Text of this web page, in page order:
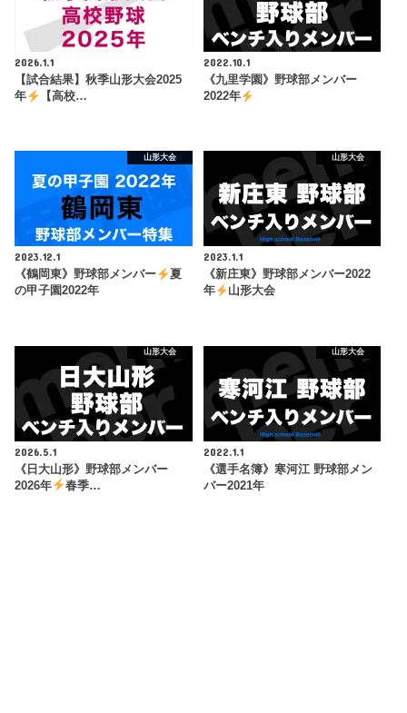
2026.1.1
【試合結果】秋季山形大会2025
年
【高校…
2022.10.1
《九里学園》野球部メンバー
2022年
山形大会
2023.12.1
《鶴岡東》野球部メンバー
夏
の甲子園2022年
山形大会
2023.1.1
《新庄東》野球部メンバー2022
年
山形大会
山形大会
2026.5.1
《日大山形》野球部メンバー
2026年
春季…
山形大会
2022.1.1
《選手名簿》寒河江 野球部メン
バー2021年